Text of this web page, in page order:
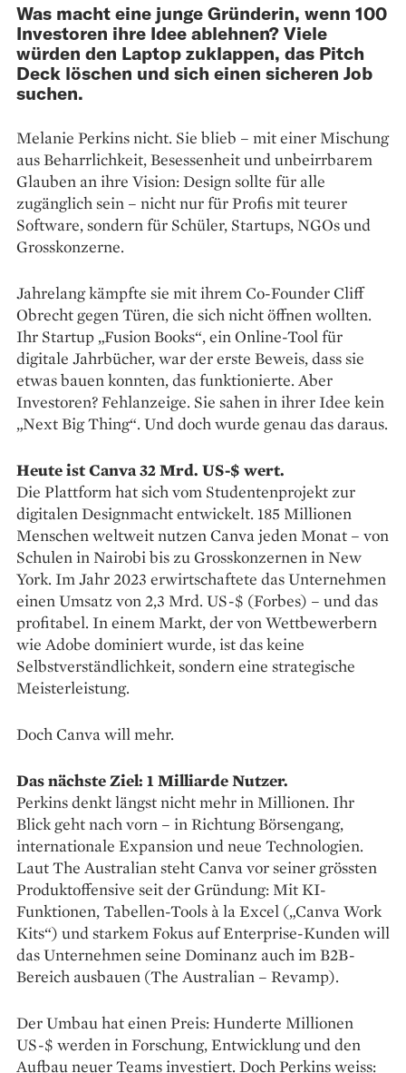
Was macht eine junge Gründerin, wenn 100
Investoren ihre Idee ablehnen? Viele
würden den Laptop zuklappen, das Pitch
Deck löschen und sich einen sicheren Job
suchen.
Melanie Perkins nicht. Sie blieb – mit einer Mischung
aus Beharrlichkeit, Besessenheit und unbeirrbarem
Glauben an ihre Vision: Design sollte für alle
zugänglich sein – nicht nur für Profis mit teurer
Software, sondern für Schüler, Startups, NGOs und
Grosskonzerne.
Jahrelang kämpfte sie mit ihrem Co-Founder Cliff
Obrecht gegen Türen, die sich nicht öffnen wollten.
Ihr Startup „Fusion Books“, ein Online-Tool für
digitale Jahrbücher, war der erste Beweis, dass sie
etwas bauen konnten, das funktionierte. Aber
Investoren? Fehlanzeige. Sie sahen in ihrer Idee kein
„Next Big Thing“. Und doch wurde genau das daraus.
Heute ist Canva 32 Mrd. US-$ wert.
Die Plattform hat sich vom Studentenprojekt zur
digitalen Designmacht entwickelt. 185 Millionen
Menschen weltweit nutzen Canva jeden Monat – von
Schulen in Nairobi bis zu Grosskonzernen in New
York. Im Jahr 2023 erwirtschaftete das Unternehmen
einen Umsatz von 2,3 Mrd. US-$ (Forbes) – und das
profitabel. In einem Markt, der von Wettbewerbern
wie Adobe dominiert wurde, ist das keine
Selbstverständlichkeit, sondern eine strategische
Meisterleistung.
Doch Canva will mehr.
Das nächste Ziel: 1 Milliarde Nutzer.
Perkins denkt längst nicht mehr in Millionen. Ihr
Blick geht nach vorn – in Richtung Börsengang,
internationale Expansion und neue Technologien.
Laut The Australian steht Canva vor seiner grössten
Produktoffensive seit der Gründung: Mit KI-
Funktionen, Tabellen-Tools à la Excel („Canva Work
Kits“) und starkem Fokus auf Enterprise-Kunden will
das Unternehmen seine Dominanz auch im B2B-
Bereich ausbauen (The Australian – Revamp).
Der Umbau hat einen Preis: Hunderte Millionen
US-$ werden in Forschung, Entwicklung und den
Aufbau neuer Teams investiert. Doch Perkins weiss: